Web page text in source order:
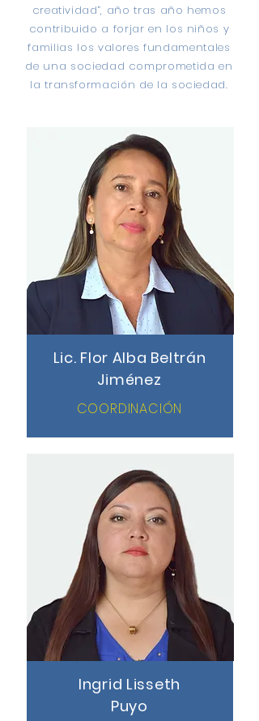
creatividad”, año tras año hemos
contribuido a forjar en los niños y
familias los valores fundamentales
de una sociedad comprometida en
la transformación de la sociedad.
Lic. Flor Alba Beltrán
Jiménez
COORDINACIÓN
Ingrid Lisseth
Puyo